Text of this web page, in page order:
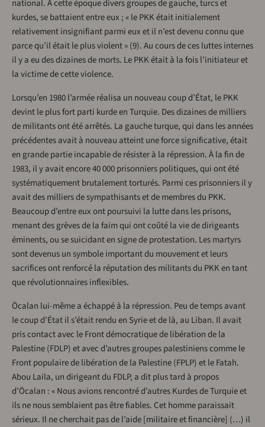
national. À cette époque divers groupes de gauche, turcs et
kurdes, se battaient entre eux ; « le PKK était initialement
relativement insignifiant parmi eux et il n’est devenu connu que
parce qu’il était le plus violent » (9). Au cours de ces luttes internes
il y a eu des dizaines de morts. Le PKK était à la fois l’initiateur et
la victime de cette violence.
Lorsqu’en 1980 l’armée réalisa un nouveau coup d’État, le PKK
devint le plus fort parti kurde en Turquie. Des dizaines de milliers
de militants ont été arrêtés. La gauche turque, qui dans les années
précédentes avait à nouveau atteint une force significative, était
en grande partie incapable de résister à la répression. À la fin de
1983, il y avait encore 40 000 prisonniers politiques, qui ont été
systématiquement brutalement torturés. Parmi ces prisonniers il y
avait des milliers de sympathisants et de membres du PKK.
Beaucoup d’entre eux ont poursuivi la lutte dans les prisons,
menant des grèves de la faim qui ont coûté la vie de dirigeants
éminents, ou se suicidant en signe de protestation. Les martyrs
sont devenus un symbole important du mouvement et leurs
sacrifices ont renforcé la réputation des militants du PKK en tant
que révolutionnaires inflexibles.
Öcalan lui-même a échappé à la répression. Peu de temps avant
le coup d’État il s’était rendu en Syrie et de là, au Liban. Il avait
pris contact avec le Front démocratique de libération de la
Palestine (FDLP) et avec d’autres groupes palestiniens comme le
Front populaire de libération de la Palestine (FPLP) et le Fatah.
Abou Laila, un dirigeant du FDLP, a dit plus tard à propos
d’Öcalan : « Nous avions rencontré d’autres Kurdes de Turquie et
ils ne nous semblaient pas être fiables. Cet homme paraissait
sérieux. Il ne cherchait pas de l’aide [militaire et financière] (…) il